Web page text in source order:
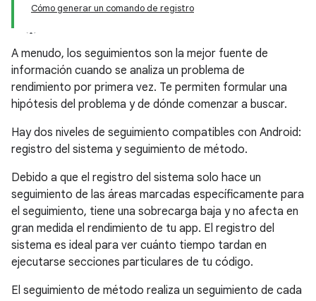
Cómo generar un comando de registro
A menudo, los seguimientos son la mejor fuente de
información cuando se analiza un problema de
rendimiento por primera vez. Te permiten formular una
hipótesis del problema y de dónde comenzar a buscar.
Hay dos niveles de seguimiento compatibles con Android:
registro del sistema y seguimiento de método.
Debido a que el registro del sistema solo hace un
seguimiento de las áreas marcadas específicamente para
el seguimiento, tiene una sobrecarga baja y no afecta en
gran medida el rendimiento de tu app. El registro del
sistema es ideal para ver cuánto tiempo tardan en
ejecutarse secciones particulares de tu código.
El seguimiento de método realiza un seguimiento de cada